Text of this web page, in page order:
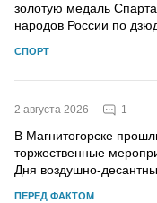
золотую медаль
народов России по
СПОРТ
2 августа 2026 1
В Магнитогорске
торжественные
Дня воздушно-
ПЕРЕД ФАКТОМ